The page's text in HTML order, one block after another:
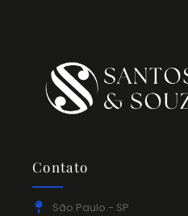
Contato
São Paulo - SP